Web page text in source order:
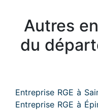
Autres
du
Entreprise RGE à
Entreprise RGE à